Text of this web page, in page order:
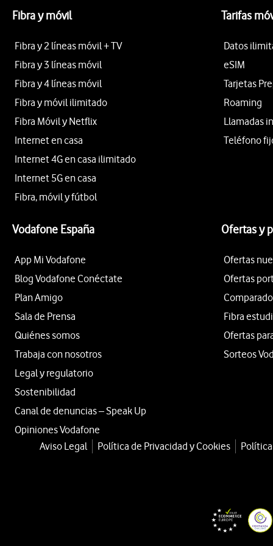
Fibra y móvil
Fibra y 2 líneas móvil + TV
Fibra y 3 líneas móvil
Fibra y 4 líneas móvil
Fibra y móvil ilimitado
Fibra Móvil y Netflix
Internet en casa
Internet 4G en casa ilimitado
Internet 5G en casa
Fibra, móvil y fútbol
Tarifas
Datos
eSIM
Tarjetas
Roaming
Llamadas
Teléfono
Vodafone España
App Mi Vodafone
Blog Vodafone Conéctate
Plan Amigo
Sala de Prensa
Quiénes somos
Trabaja con nosotros
Legal y regulatorio
Sostenibilidad
Canal de denuncias – Speak Up
Opiniones Vodafone
Ofertas y
Ofertas
Ofertas
Fibra
Ofertas
Sorteos
Aviso Legal Política de Privacidad y Cookies